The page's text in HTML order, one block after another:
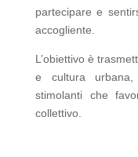
partecipare e
accogliente.
L’obiettivo è
e cultura
stimolanti che
collettivo.